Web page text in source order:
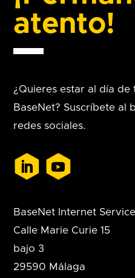
atento!
¿Quieres estar al día
BaseNet? Suscríbete al
redes sociales.
BaseNet Internet
Calle Marie Curie 15
bajo 3
29590 Málaga